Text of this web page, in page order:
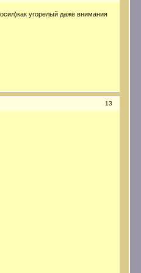
угорелый даже внимания
13